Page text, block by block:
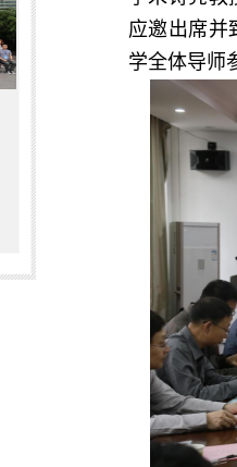
应邀出席并
学全体导师